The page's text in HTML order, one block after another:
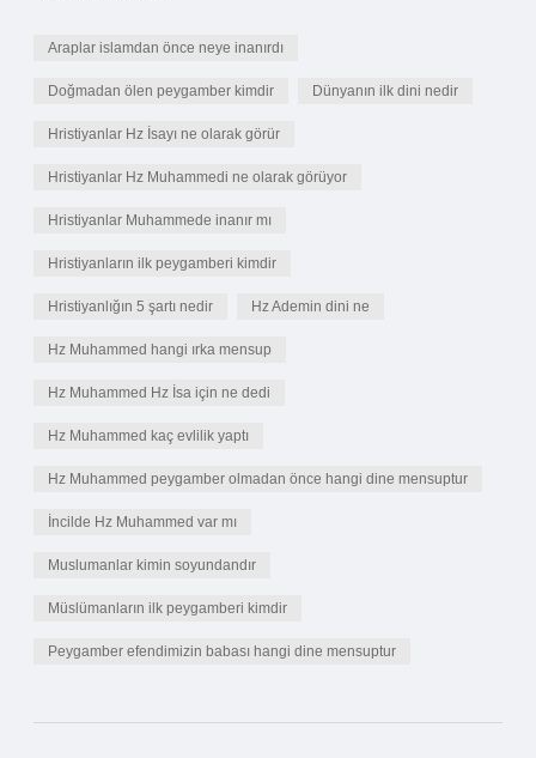
Araplar islamdan önce neye inanırdı
Doğmadan ölen peygamber kimdir Dünyanın ilk dini nedir
Hristiyanlar Hz İsayı ne olarak görür
Hristiyanlar Hz Muhammedi ne olarak görüyor
Hristiyanlar Muhammede inanır mı
Hristiyanların ilk peygamberi kimdir
Hristiyanlığın 5 şartı nedir Hz Ademin dini ne
Hz Muhammed hangi ırka mensup
Hz Muhammed Hz İsa için ne dedi
Hz Muhammed kaç evlilik yaptı
Hz Muhammed peygamber olmadan önce hangi dine mensuptur
İncilde Hz Muhammed var mı
Muslumanlar kimin soyundandır
Müslümanların ilk peygamberi kimdir
Peygamber efendimizin babası hangi dine mensuptur